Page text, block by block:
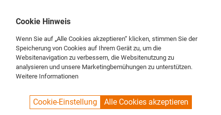
SPUELBOY.DE KONTAKT DATENSCHUTZ
Cookie Hinweis
Wenn Sie auf „Alle Cookies akzeptieren“ klicken, stimmen Sie der
Speicherung von Cookies auf Ihrem Gerät zu, um die
Websitenavigation zu verbessern, die Websitenutzung zu
analysieren und unsere Marketingbemühungen zu unterstützen.
Weitere Informationen
Cookie-Einstellung Alle Cookies akzeptieren